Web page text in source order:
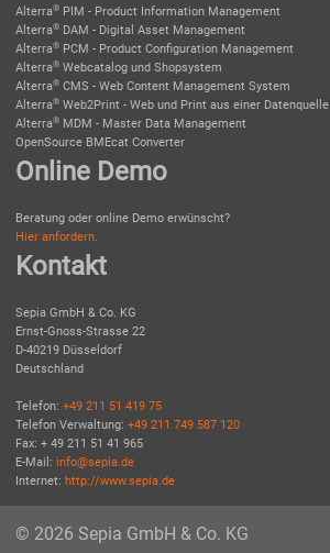
Alterra® PIM - Product Information Management
Alterra® DAM - Digital Asset Management
Alterra® PCM - Product Configuration Management
Alterra® Webcatalog und Shopsystem
Alterra® CMS - Web Content Management System
Alterra® Web2Print - Web und Print aus einer Datenquelle
Alterra® MDM - Master Data Management
OpenSource BMEcat Converter
Online Demo
Beratung oder online Demo erwünscht?
Hier anfordern.
Kontakt
Sepia GmbH & Co. KG
Ernst-Gnoss-Strasse 22
D-40219 Düsseldorf
Deutschland
Telefon: +49 211 51 419 75
Telefon Verwaltung: +49 211 749 587 120
Fax: + 49 211 51 41 965
E-Mail: info@sepia.de
Internet: http://www.sepia.de
© 2026 Sepia GmbH & Co. KG